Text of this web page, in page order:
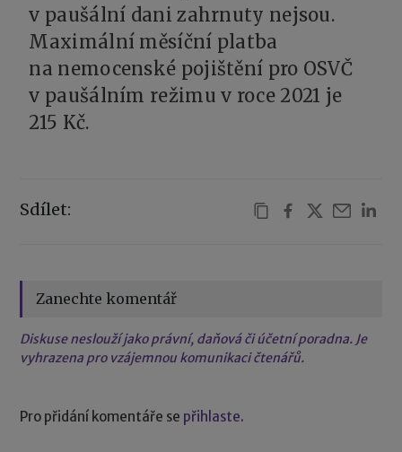
v paušální dani zahrnuty nejsou.
Maximální měsíční platba
na nemocenské pojištění pro OSVČ
v paušálním režimu v roce 2021 je
215 Kč.
Sdílet:
Zanechte komentář
Diskuse neslouží jako právní, daňová či účetní poradna. Je
vyhrazena pro vzájemnou komunikaci čtenářů.
Pro přidání komentáře se přihlaste.